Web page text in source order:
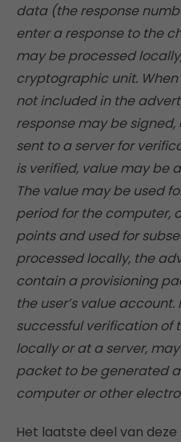
data (the response
enter a response to the
may be processed
cryptographic unit.
not included in the
response may be
sent to a server for
is verified, value may be
The value may be used
period for the computer,
points and used for
processed locally, the
contain a provisioning
the user’s value
successful verification of
locally or at a server,
packet to be generated
computer or other
Het laatste deel van